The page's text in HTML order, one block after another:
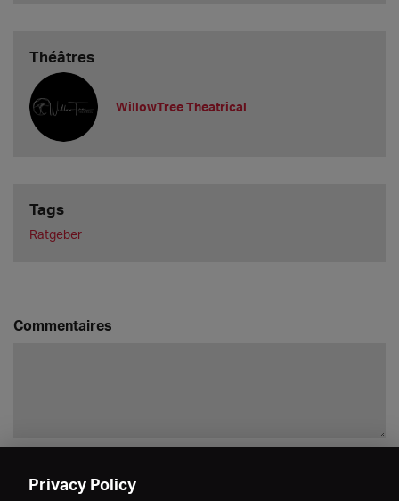
Théâtres
WillowTree Theatrical
Tags
Ratgeber
Commentaires
Privacy Policy